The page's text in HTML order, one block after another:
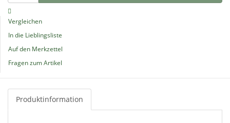
Vergleichen
In die Lieblingsliste
Auf den Merkzettel
Fragen zum Artikel
Produktinformation